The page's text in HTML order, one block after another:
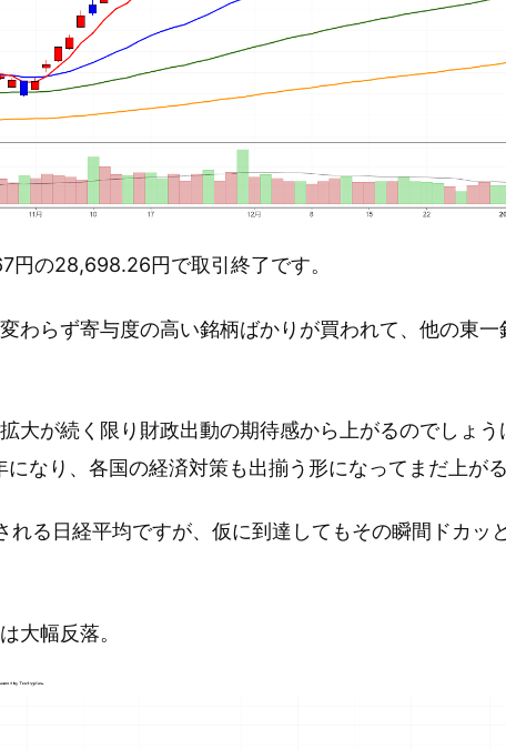
円の28,698.26円で取引終了です。
わらず寄与度の高い銘柄ばかりが買われて、他の東一
大が続く限り財政出動の期待感から上がるのでしょ
になり、各国の経済対策も出揃う形になってまだ上が
れる日経平均ですが、仮に到達してもその瞬間ドカッ
大幅反落。